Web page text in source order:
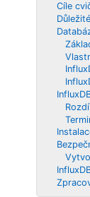
Cíle